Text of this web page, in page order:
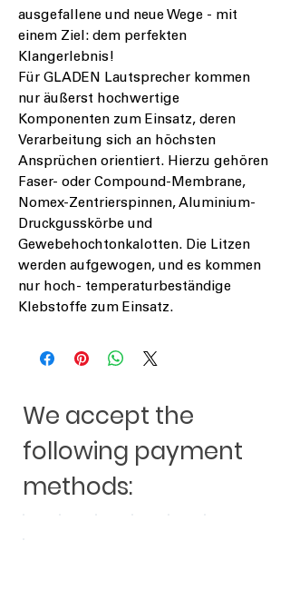
ausgefallene und neue Wege - mit
einem Ziel: dem perfekten
Klangerlebnis!
Für GLADEN Lautsprecher kommen
nur äußerst hochwertige
Komponenten zum Einsatz, deren
Verarbeitung sich an höchsten
Ansprüchen orientiert. Hierzu gehören
Faser- oder Compound-Membrane,
Nomex-Zentrierspinnen, Aluminium-
Druckgusskörbe und
Gewebehochtonkalotten. Die Litzen
werden aufgewogen, und es kommen
nur hoch- temperaturbeständige
Klebstoffe zum Einsatz.
We accept the
following payment
methods: